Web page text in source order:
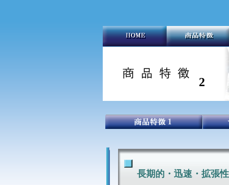
長期的・迅速・拡張
2